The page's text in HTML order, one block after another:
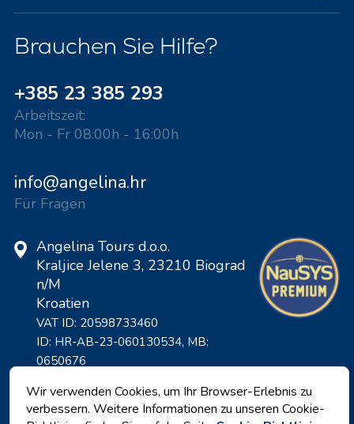
Brauchen Sie Hilfe?
+385 23 385 293
Arbeitszeit:
Mon - Fr 08:00h - 16:00h
info@angelina.hr
Für Fragen
Angelina Tours d.o.o.
Kraljice Jelene 3, 23210 Biograd
n/M
Kroatien
VAT ID: 20598733460
ID: HR-AB-23-060130534, MB:
0650676
Wir verwenden Cookies, um Ihr Browser-Erlebnis zu
verbessern. Weitere Informationen zu unseren Cookie-